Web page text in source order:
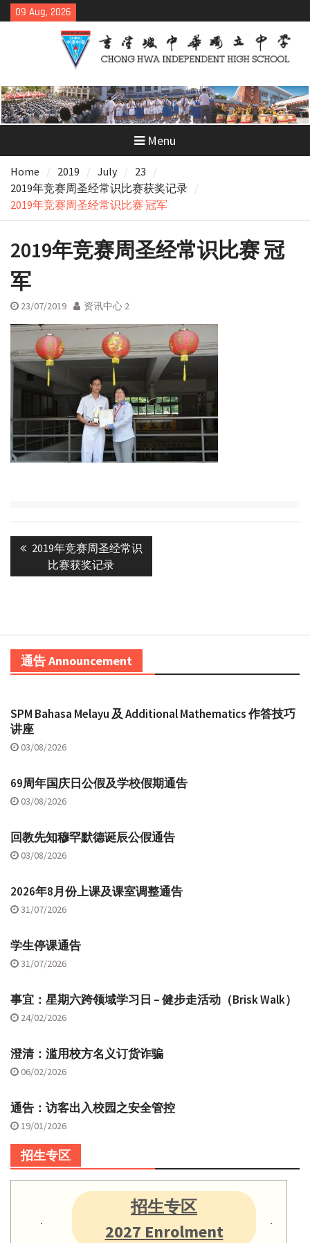
Skip
to
09 Aug, 2026
Menu
Home 2019 July
23
2019年竞赛周圣经常识比赛获奖记录
2019年竞赛周圣经常识比赛 冠军
2019年竞赛周圣经常识比赛 冠
军
23/07/2019 资讯中心 2
navigation
Previous
post:
2019年竞赛周圣经常识
比赛获奖记录
通告 Announcement
SPM Bahasa Melayu 及 Additional Mathematics 作答技巧
讲座
03/08/2026
69周年国庆日公假及学校假期通告
03/08/2026
回教先知穆罕默德诞辰公假通告
03/08/2026
2026年8月份上课及课室调整通告
31/07/2026
学生停课通告
31/07/2026
事宜：星期六跨领域学习日 – 健步走活动（Brisk Walk）
24/02/2026
澄清：滥用校方名义订货诈骗
06/02/2026
通告：访客出入校园之安全管控
19/01/2026
招生专区
招生专区
2027 Enrolment